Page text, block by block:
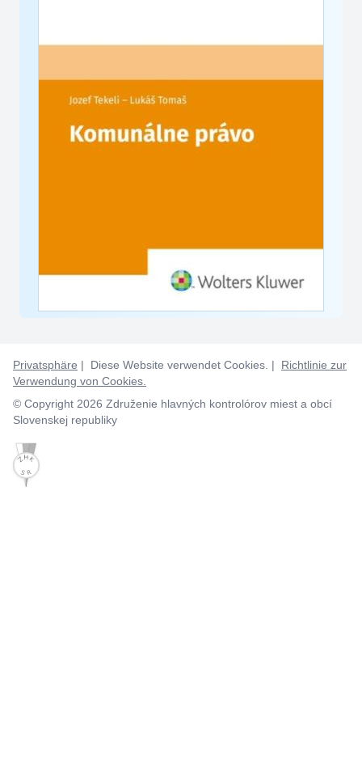
Privatsphäre | Diese Website verwendet Cookies. | Richtlinie zur
Verwendung von Cookies.
© Copyright 2026 Združenie hlavných kontrolórov miest a obcí
Slovenskej republiky